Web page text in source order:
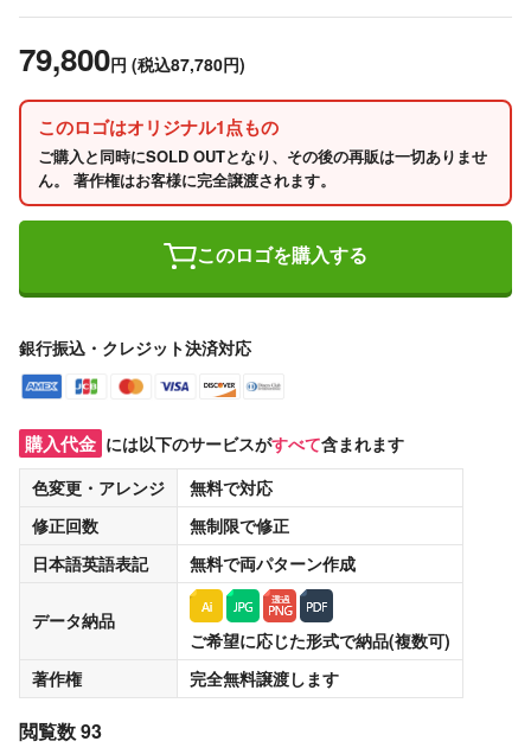
79,800円 (税込87,780円)
このロゴはオリジナル1点もの
ご購入と同時にSOLD OUTとなり、その後の再販は一切ありませ
ん。 著作権はお客様に完全譲渡されます。
このロゴを購入する
銀行振込・クレジット決済対応
購入代金 には以下のサービスがすべて含まれます
色変更・アレンジ
無料で対応
修正回数
無制限で修正
日本語英語表記
無料で両パターン作成
データ納品
ご希望に応じた形式で納品(複数可)
著作権
完全無料譲渡します
閲覧数 93